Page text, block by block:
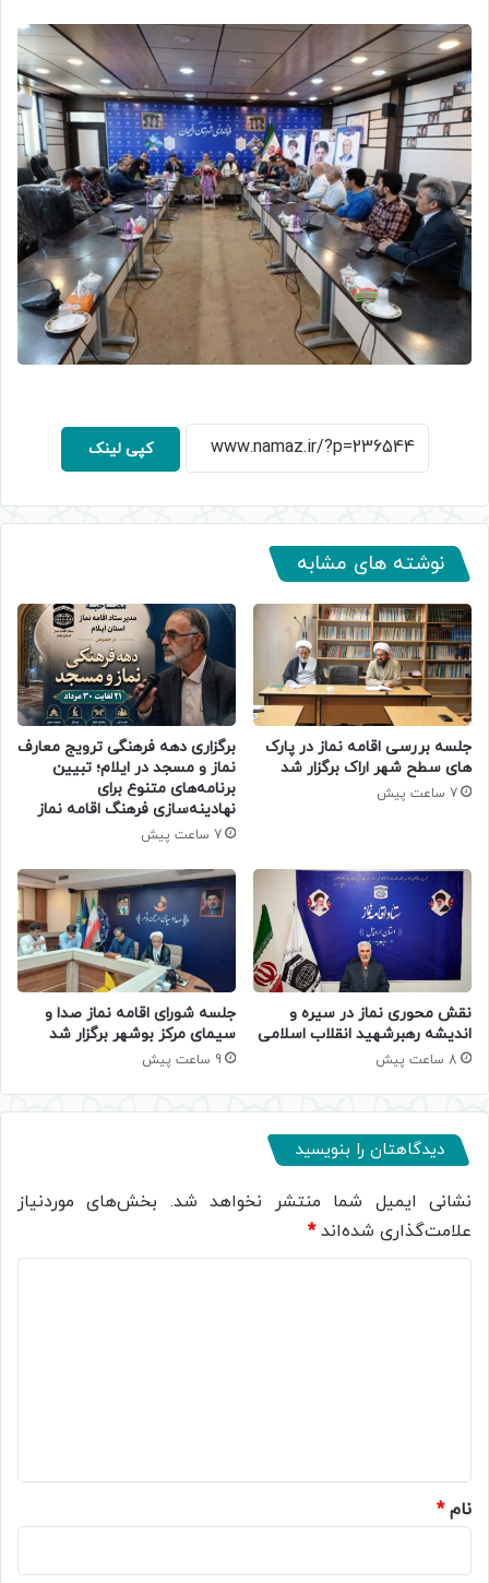
کپی لینک
نوشته های مشابه
جلسه بررسی اقامه نماز در پارک
های سطح شهر اراک برگزار شد
7 ساعت پیش
برگزاری دهه فرهنگی ترویج معارف
نماز و مسجد در ایلام؛ تبیین
برنامه‌های متنوع برای
نهادینه‌سازی فرهنگ اقامه نماز
7 ساعت پیش
نقش محوری نماز در سیره و
اندیشه رهبرشهید انقلاب اسلامی
8 ساعت پیش
جلسه شورای اقامه نماز صدا و
سیمای مرکز بوشهر برگزار شد
9 ساعت پیش
دیدگاهتان را بنویسید
نشانی ایمیل شما منتشر نخواهد شد. بخش‌های موردنیاز
علامت‌گذاری شده‌اند*
نام*